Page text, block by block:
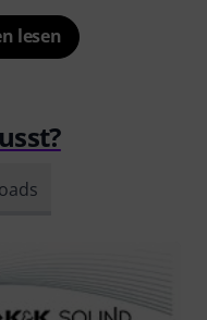
lesen